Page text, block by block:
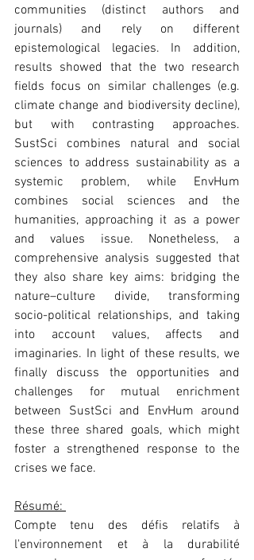
communities (distinct authors and
journals) and rely on different
epistemological legacies. In addition,
results showed that the two research
fields focus on similar challenges (e.g.
climate change and biodiversity decline),
but with contrasting approaches.
SustSci combines natural and social
sciences to address sustainability as a
systemic problem, while EnvHum
combines social sciences and the
humanities, approaching it as a power
and values issue. Nonetheless, a
comprehensive analysis suggested that
they also share key aims: bridging the
nature–culture divide, transforming
socio-political relationships, and taking
into account values, affects and
imaginaries. In light of these results, we
finally discuss the opportunities and
challenges for mutual enrichment
between SustSci and EnvHum around
these three shared goals, which might
foster a strengthened response to the
crises we face.
Résumé:
Compte tenu des défis relatifs à
l'environnement et à la durabilité